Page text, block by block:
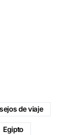
de viaje
Egipto